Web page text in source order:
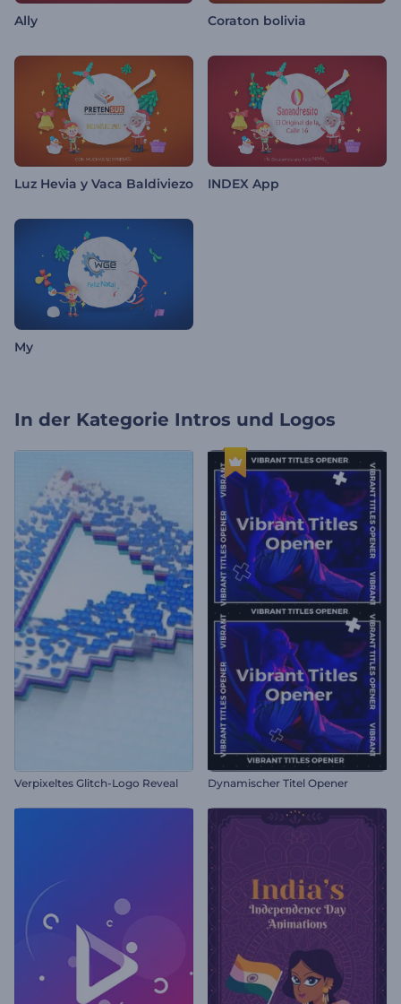
Ally Coraton bolivia
Luz Hevia y Vaca Baldiviezo INDEX App
My
In der Kategorie Intros und Logos
Verpixeltes Glitch-Logo Reveal Dynamischer Titel Opener